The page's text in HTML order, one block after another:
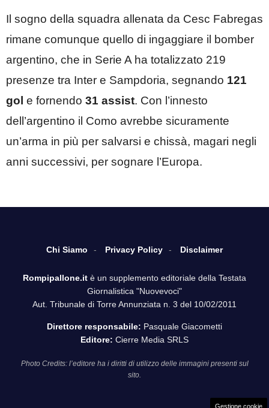
Il sogno della squadra allenata da Cesc Fabregas
rimane comunque quello di ingaggiare il bomber
argentino, che in Serie A ha totalizzato 219
presenze tra Inter e Sampdoria, segnando 121
gol e fornendo 31 assist. Con l’innesto
dell’argentino il Como avrebbe sicuramente
un’arma in più per salvarsi e chissà, magari negli
anni successivi, per sognare l’Europa.
Chi Siamo Privacy Policy Disclaimer
Rompipallone.it è un supplemento editoriale della Testata
Giornalistica "Nuovevoci"
Aut. Tribunale di Torre Annunziata n. 3 del 10/02/2011
Direttore responsabile: Pasquale Giacometti
Editore: Cierre Media SRLS
Photo Credits: l’editore ha i diritti di utilizzo delle immagini presenti sul
sito.
Gestione cookie